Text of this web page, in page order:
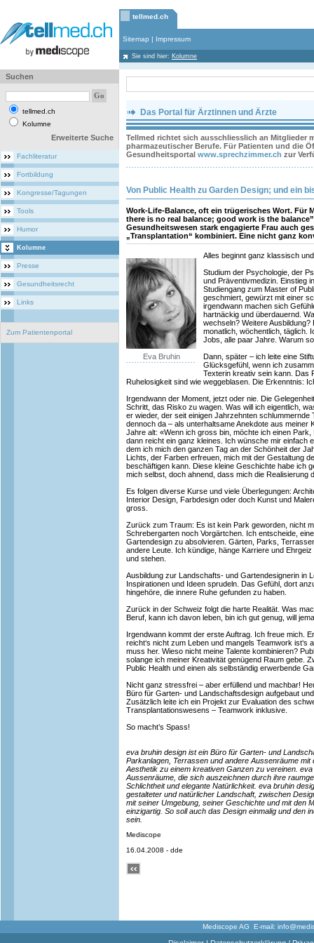
tellmed.ch
Sitemap | Impressum
Sie sind hier: Kolumne
Suchen
tellmed.ch
Kolumne
Erweiterte Suche
Fachliteratur
Fortbildung
Kongresse/Tagungen
Tools
Humor
Kolumne
Presse
Gesundheitsrecht
Links
Zum Patientenportal
Das Portal für Ärztinnen und Ärzte
Tellmed richtet sich ausschliesslich an Mitglieder
pharmazeutischer Berufe. Für Patienten und die
Gesundheitsportal www.sprechzimmer.ch zur
Von Public Health zu Garden Design; und ein
Work-Life-Balance, oft ein trügerisches Wort. Für
there is no real balance; good work is the
Gesundheitswesen stark engagierte Frau auch
„Transplantation“ kombiniert. Eine nicht ganz
Eva Bruhin
Alles beginnt ganz klassisch
Studium der Psychologie, der
und Präventivmedizin. Einstieg
Studiengang zum Master of
geschmiert, gewürzt mit einer
irgendwann machen sich
hartnäckig und überdauernd.
wechseln? Weitere
monatlich, wöchentlich, täglich.
Jobs, alle paar Jahre. Warum
Dann, später – ich leite eine
Glücksgefühl, wenn ich
Texterin kreativ sein kann. Das
Ruhelosigkeit sind wie weggeblasen. Die Erkenntnis:
Irgendwann der Moment, jetzt oder nie. Die
Schritt, das Risko zu wagen. Was will ich eigentlich,
er wieder, der seit einigen Jahrzehnten schlummernde
dennoch da – als unterhaltsame Anekdote aus meiner
Jahre alt: «Wenn ich gross bin, möchte ich einen
dann reicht ein ganz kleines. Ich wünsche mir einfach
dem ich mich den ganzen Tag an der Schönheit der
Lichts, der Farben erfreuen, mich mit der Gestaltung
beschäftigen kann. Diese kleine Geschichte habe ich
mich selbst, doch ahnend, dass mich die Realisierung
Es folgen diverse Kurse und viele Überlegungen:
Interior Design, Farbdesign oder doch Kunst und
gross.
Zurück zum Traum: Es ist kein Park geworden, nicht
Schrebergarten noch Vorgärtchen. Ich entscheide,
Gartendesign zu absolvieren. Gärten, Parks,
andere Leute. Ich kündige, hänge Karriere und
und stehen.
Ausbildung zur Landschafts- und Gartendesignerin in
Inspirationen und Ideen sprudeln. Das Gefühl, dort
hingehöre, die innere Ruhe gefunden zu haben.
Zurück in der Schweiz folgt die harte Realität. Was
Beruf, kann ich davon leben, bin ich gut genug, will
Irgendwann kommt der erste Auftrag. Ich freue mich.
reicht‘s nicht zum Leben und mangels Teamwork ist‘s
muss her. Wieso nicht meine Talente kombinieren?
solange ich meiner Kreativität genügend Raum gebe.
Public Health und einen als selbständig erwerbende
Nicht ganz stressfrei – aber erfüllend und machbar!
Büro für Garten- und Landschaftsdesign aufgebaut
Zusätzlich leite ich ein Projekt zur Evaluation des
Transplantationswesens – Teamwork inklusive.
So macht’s Spass!
eva bruhin design ist ein Büro für Garten- und
Parkanlagen, Terrassen und andere Aussenräume
Aesthetik zu einem kreativen Ganzen zu vereinen.
Aussenräume, die sich auszeichnen durch ihre
Schlichtheit und elegante Natürlichkeit. eva bruhin
gestalteter und natürlicher Landschaft, zwischen
mit seiner Umgebung, seiner Geschichte und mit den
einzigartig. So soll auch das Design einmalig und den
sein.
Mediscope
16.04.2008 - dde
Mediscope AG E-mail: